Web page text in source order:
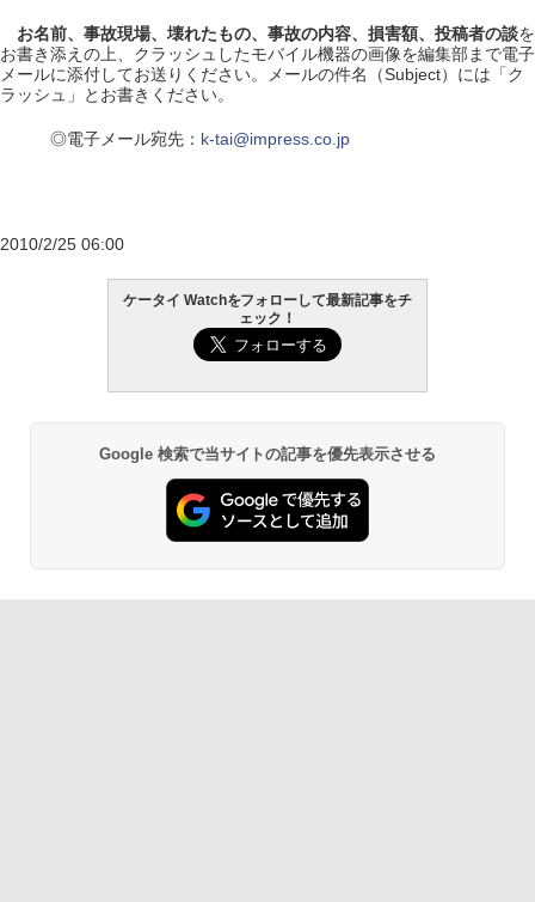
お名前、事故現場、壊れたもの、事故の内容、損害額、投稿者の談を
お書き添えの上、クラッシュしたモバイル機器の画像を編集部まで電子
メールに添付してお送りください。メールの件名（Subject）には「ク
ラッシュ」とお書きください。
◎電子メール宛先： k-tai@impress.co.jp
2010/2/25 06:00
ケータイ Watchをフォローして最新記事をチ
ェック！
Google 検索で当サイトの記事を優先表示させる